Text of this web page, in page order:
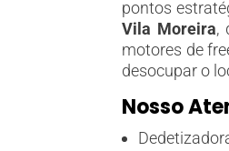
pontos
Vila Moreira,
motores de
desocupar o
Nosso